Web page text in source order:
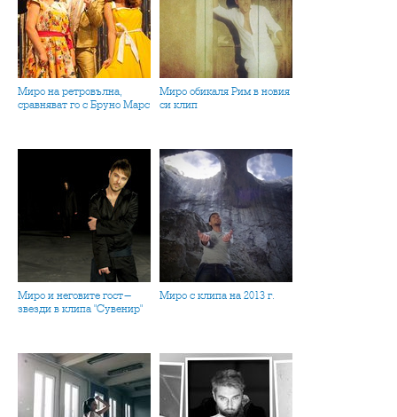
Миро на ретровълна,
сравняват го с Бруно Марс
Миро обикаля Рим в новия
си клип
Миро и неговите гост-
звезди в клипа "Сувенир"
Миро с клипа на 2013 г.